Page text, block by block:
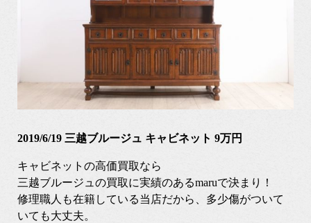
2019/6/19 三越ブルージュ キャビネット 9万円
キャビネットの高価買取なら
三越ブルージュの買取に実績のあるmaruで決まり！
修理職人も在籍している当店だから、多少傷がついて
いても大丈夫。